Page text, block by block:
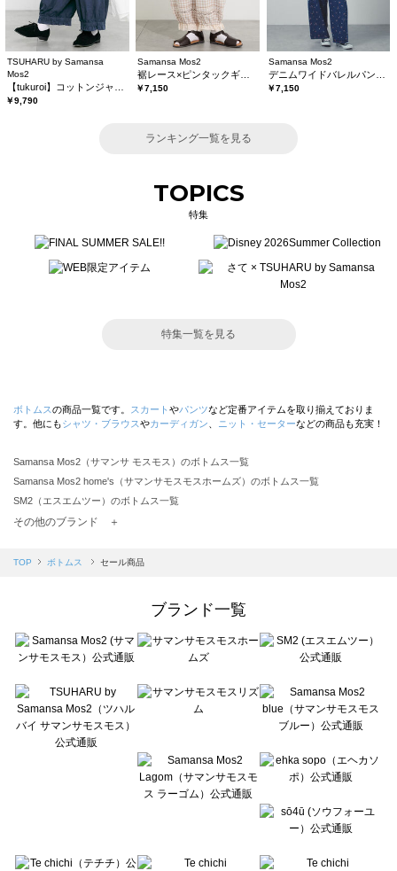
TSUHARU by Samansa
Mos2
￥9,790
Samansa Mos2
￥7,150
Samansa Mos2
￥7,150
ランキング一覧を見る
TOPICS
特集
特集一覧を見る
ボトムスの商品一覧です。 スカート やパンツなど定番アイテムを取り揃えておりま
す。他にもシャツ・ブラウスやカーディガン ニット・セーターなどの商品も充実！
Samansa Mos2（サマンサ モスモス）のボトムス一覧
Samansa Mos2 home's（サマンサモスモスホームズ）のボトムス一覧
SM2（エスエムツー）のボトムス一覧
TSUHARU by Samansa Mos2（ツハルバイサマンサモスモス）のボトムス一覧
Samansa Mos2 blue（サマンサモスモス ブルー）のボトムス一覧
sō4ū（ソウフォーユー）のボトムス一覧
Te chichi（テチチ）のボトムス一覧
Te chichi CLASSIC（テチチ クラシック）のボトムス一覧
Lugnoncure（ルノンキュール）のボトムス一覧
BETTY'S BLUE（べティーズブルー）のボトムス一覧
Wpc.（ワールドパーティー）のボトムス一覧
その他のブランド ＋
TOP ボトムス セール商品
ブランド一覧